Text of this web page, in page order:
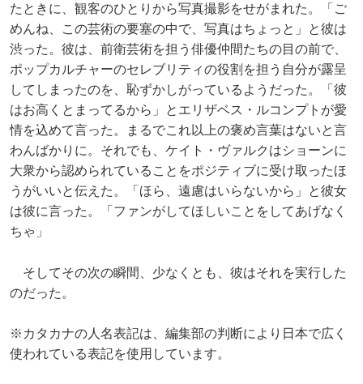
たときに、観客のひとりから写真撮影をせがまれた。「ご
めんね、この芸術の要塞の中で、写真はちょっと」と彼は
渋った。彼は、前衛芸術を担う俳優仲間たちの目の前で、
ポップカルチャーのセレブリティの役割を担う自分が露呈
してしまったのを、恥ずかしがっているようだった。「彼
はお高くとまってるから」とエリザベス・ルコンプトが愛
情を込めて言った。まるでこれ以上の褒め言葉はないと言
わんばかりに。それでも、ケイト・ヴァルクはショーンに
大衆から認められていることをポジティブに受け取ったほ
うがいいと伝えた。「ほら、遠慮はいらないから」と彼女
は彼に言った。「ファンがしてほしいことをしてあげなく
ちゃ」
そしてその次の瞬間、少なくとも、彼はそれを実行した
のだった。
※カタカナの人名表記は、編集部の判断により日本で広く
使われている表記を使用しています。